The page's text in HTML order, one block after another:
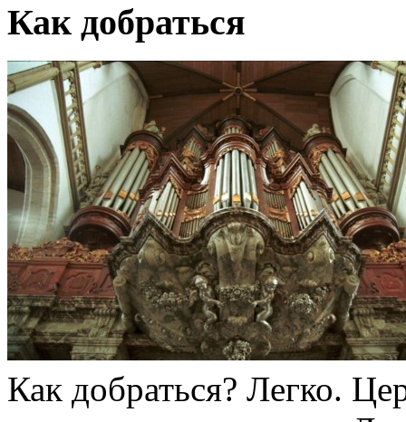
Как добраться
Как добраться? Легко.